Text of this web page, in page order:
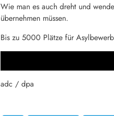
Wie man es auch dreht und
übernehmen müssen.
Bis zu 5000 Plätze für
adc / dpa